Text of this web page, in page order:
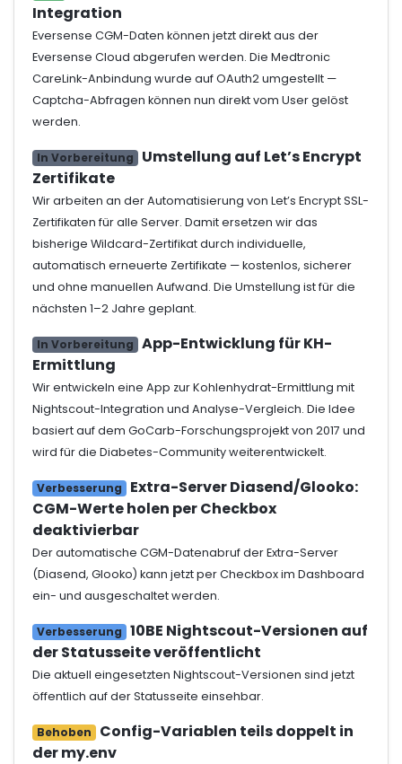
Integration
Eversense CGM-Daten können jetzt direkt aus der
Eversense Cloud abgerufen werden. Die Medtronic
CareLink-Anbindung wurde auf OAuth2 umgestellt —
Captcha-Abfragen können nun direkt vom User gelöst
werden.
In Vorbereitung
Umstellung auf Let’s Encrypt
Zertifikate
Wir arbeiten an der Automatisierung von Let’s Encrypt SSL-
Zertifikaten für alle Server. Damit ersetzen wir das
bisherige Wildcard-Zertifikat durch individuelle,
automatisch erneuerte Zertifikate — kostenlos, sicherer
und ohne manuellen Aufwand. Die Umstellung ist für die
nächsten 1–2 Jahre geplant.
In Vorbereitung App-Entwicklung für KH-
Ermittlung
Wir entwickeln eine App zur Kohlenhydrat-Ermittlung mit
Nightscout-Integration und Analyse-Vergleich. Die Idee
basiert auf dem GoCarb-Forschungsprojekt von 2017 und
wird für die Diabetes-Community weiterentwickelt.
Verbesserung
Extra-Server Diasend/Glooko:
CGM-Werte holen per Checkbox
deaktivierbar
Der automatische CGM-Datenabruf der Extra-Server
(Diasend, Glooko) kann jetzt per Checkbox im Dashboard
ein- und ausgeschaltet werden.
Verbesserung 10BE Nightscout-Versionen auf
der Statusseite veröffentlicht
Die aktuell eingesetzten Nightscout-Versionen sind jetzt
öffentlich auf der Statusseite einsehbar.
Behoben
Config-Variablen teils doppelt in
der my.env